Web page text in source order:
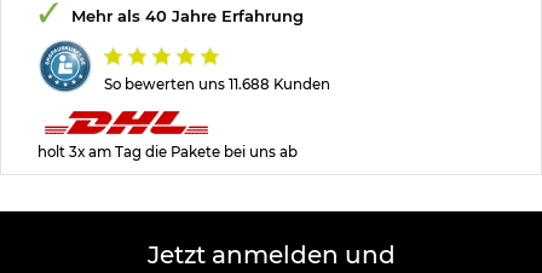
So bewerten uns 11.688 Kunden
Mehr als 40 Jahre Erfahrung
holt 3x am Tag die Pakete bei uns ab
Jetzt anmelden und